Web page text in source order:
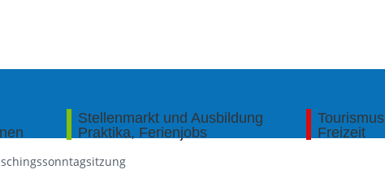
Stellenmarkt und Ausbildung
Praktika, Ferienjobs
Tourismus
Freizeit